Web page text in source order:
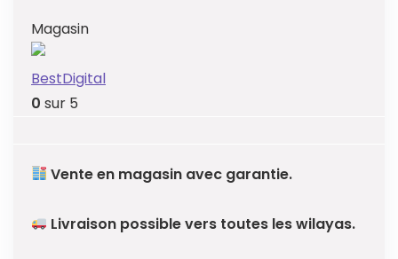
Magasin
BestDigital
0 sur 5
Vente en magasin avec garantie.
Livraison possible vers toutes les wilayas.